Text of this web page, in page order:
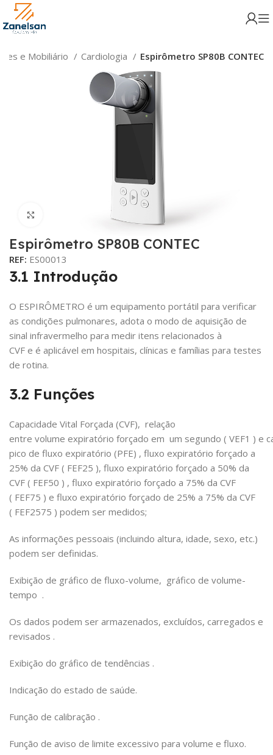
e Mobiliário Cardiologia Espirômetro SP80B CONTEC
Click para aumentar
Espirômetro SP80B CONTEC
REF: ES00013
3.1 Introdução
O ESPIRÔMETRO é um equipamento portátil para verificar
as condições pulmonares, adotaomodo de aquisição de
sinal infravermelho para medir itens relacionados à
CVF e é aplicável em hospitais, clínicas e famílias para testes
de rotina.
3.2 Funções
Capacidade Vital Forçada (CVF), relação
entre volume expiratório forçadoem um segundo ( VEF1 ) e
pico de fluxo expiratório (PFE) , fluxo expiratório forçado a
25% da CVF ( FEF25 ), fluxo expiratório forçado a 50% da
CVF ( FEF50 ) , fluxo expiratório forçado a 75% da CVF
( FEF75 ) e fluxo expiratório forçado de 25% a 75% da CVF
( FEF2575 ) podem ser medidos;
As informações pessoais (incluindo altura, idade, sexo, etc.)
podem ser definidas.
Exibição de gráfico de fluxo-volume, gráfico de volume-
tempo .
Os dados podem ser armazenados, excluídos, carregados e
revisados .
Exibição do gráfico de tendências .
Indicação do estado de saúde.
Função de calibração .
Função de aviso de limite excessivo para volume e fluxo.